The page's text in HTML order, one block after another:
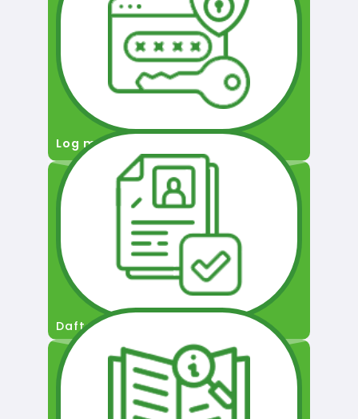
Log masuk
Daftar Pengguna